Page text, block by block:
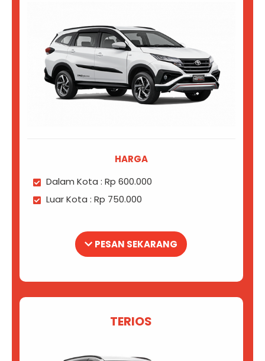
HARGA
Dalam Kota : Rp 600.000
Luar Kota : Rp 750.000
PESAN SEKARANG
TERIOS